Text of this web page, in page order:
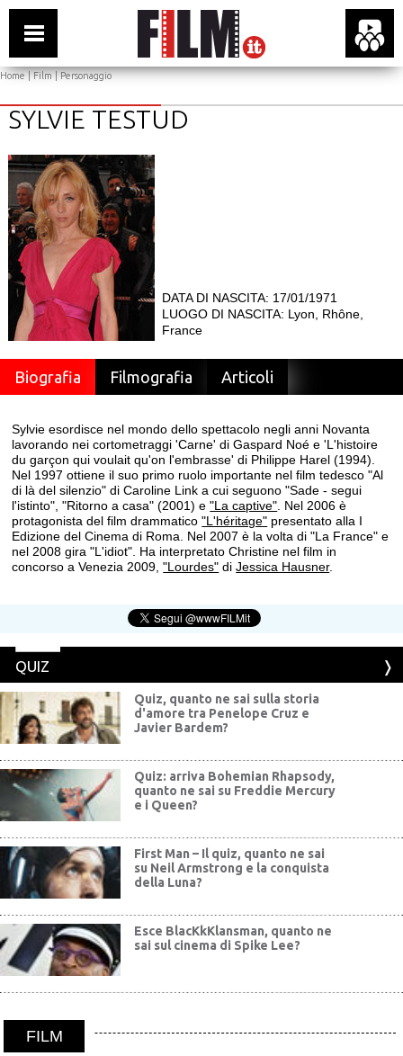
Home|Film| Personaggio
SYLVIE TESTUD
DATA DI NASCITA: 17/01/1971
LUOGO DI NASCITA: Lyon, Rhône,
France
Biografia Filmografia Articoli
Sylvie esordisce nel mondo dello spettacolo negli anni Novanta
lavorando nei cortometraggi 'Carne' di Gaspard Noé e 'L'histoire
du garçon qui voulait qu'on l'embrasse' di Philippe Harel (1994).
Nel 1997 ottiene il suo primo ruolo importante nel film tedesco "Al
di là del silenzio" di Caroline Link a cui seguono "Sade - segui
l'istinto", "Ritorno a casa" (2001) e"La captive" . Nel 2006 è
protagonista del film drammatico"L'héritage" presentato alla I
Edizione del Cinema di Roma. Nel 2007 è la volta di "La France" e
nel 2008 gira "L'idiot". Ha interpretato Christine nel film in
concorso a Venezia 2009,"Lourdes" diJessica Hausner.
QUIZ
Quiz, quanto ne sai sulla storia
d'amore tra Penelope Cruz e
Javier Bardem?
Quiz: arriva Bohemian Rhapsody,
quanto ne sai su Freddie Mercury
e i Queen?
First Man – Il quiz, quanto ne sai
su Neil Armstrong e la conquista
della Luna?
Esce BlacKkKlansman, quanto ne
sai sul cinema di Spike Lee?